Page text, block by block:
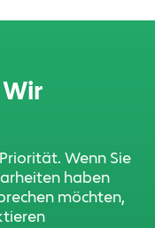
Wenn Sie
haben
möchten,